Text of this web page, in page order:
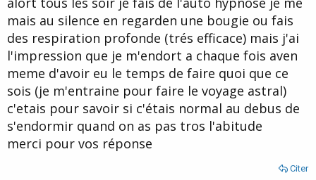
d
e
a
d
i
c
u
s
i
mais au silence en regarden une bougie ou fais
des respiration profonde (trés efficace) mais j'ai
l'impression que je m'endort a chaque fois aven
meme d'avoir eu le temps de faire quoi que ce
sois (je m'entraine pour faire le voyage astral)
c'etais pour savoir si c'étais normal au debus de
s'endormir quand on as pas tros l'abitude
merci pour vos réponse
Citer